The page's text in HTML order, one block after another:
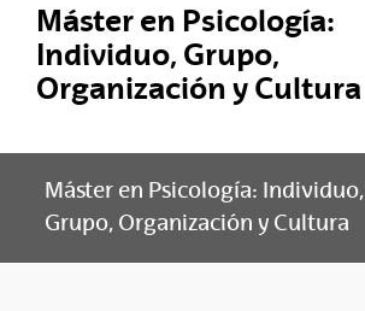
Máster en Psicología:
Individuo, Grupo,
Organización y Cultura
Máster en Psicología: Individuo,
Grupo, Organización y Cultura